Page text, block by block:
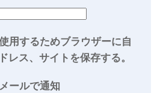
用するためブラウザーに自
レス、サイトを保存する。
ールで通知